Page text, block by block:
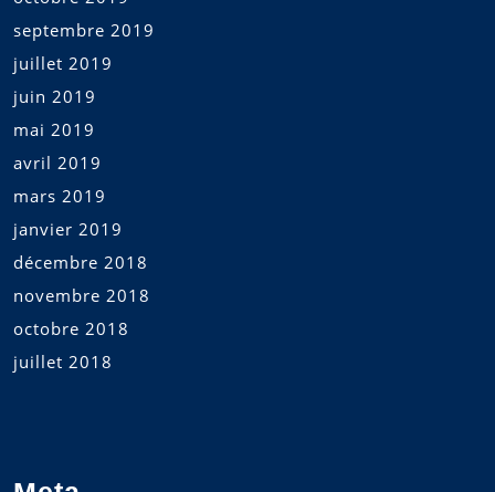
septembre 2019
juillet 2019
juin 2019
mai 2019
avril 2019
mars 2019
janvier 2019
décembre 2018
novembre 2018
octobre 2018
juillet 2018